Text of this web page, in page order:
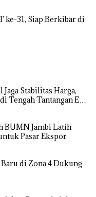
ke-31, Siap Berkibar di
Stabilitas Harga,
Tengah Tantangan El
BUMN Jambi Latih
Pasar Ekspor
di Zona 4 Dukung